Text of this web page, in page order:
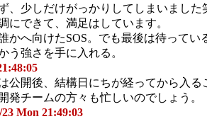
、少しだけがっかりしてしまいました
の曲調にできて、満足は
へ向けたSOS。でも最後は待ってい
う強さを手に入れる。
公開後、結構日にちが経ってから入る
発チームの方々も忙しいのでしょう。
Mon 21:49:03